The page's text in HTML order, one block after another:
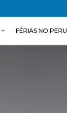
FÉRIAS NO PERU